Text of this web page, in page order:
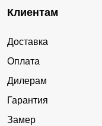
Клиентам
Доставка
Оплата
Дилерам
Гарантия
Замер